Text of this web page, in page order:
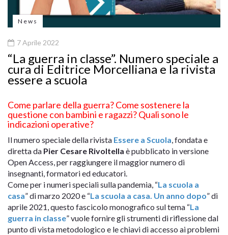
News
7 Aprile 2022
“La guerra in classe”. Numero speciale a
cura di Editrice Morcelliana e la rivista
essere a scuola
Come parlare della guerra? Come sostenere la
questione con bambini e ragazzi? Quali sono le
indicazioni operative?
Il numero speciale della rivista Essere a Scuola, fondata e
diretta da Pier Cesare Rivoltella è pubblicato in versione
Open Access, per raggiungere il maggior numero di
insegnanti, formatori ed educatori.
Come per i numeri speciali sulla pandemia, “La scuola a
casa” di marzo 2020 e “La scuola a casa. Un anno dopo” di
aprile 2021, questo fascicolo monografico sul tema “La
guerra in classe” vuole fornire gli strumenti di riflessione dal
punto di vista metodologico e le chiavi di accesso ai problemi